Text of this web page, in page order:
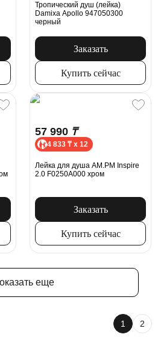
Тропический душ (лейка)
Damixa Apollo 947050300
черный
Заказать
Купить сейчас
57 990 ₸
4 833 ₸ x 12
Лейка для душа AM.PM Inspire
2.0 F0250A000 хром
Заказать
Купить сейчас
еще
1 2